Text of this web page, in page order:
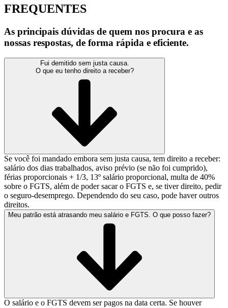
FREQUENTES
As principais dúvidas de quem nos procura e as
nossas respostas, de forma rápida e eficiente.
Fui demitido sem justa causa.
O que eu tenho direito a receber?
Se você foi mandado embora sem justa causa, tem direito a receber:
salário dos dias trabalhados, aviso prévio (se não foi cumprido),
férias proporcionais + 1/3, 13º salário proporcional, multa de 40%
sobre o FGTS, além de poder sacar o FGTS e, se tiver direito, pedir
o seguro-desemprego. Dependendo do seu caso, pode haver outros
direitos.
Meu patrão está atrasando meu salário e FGTS. O que posso fazer?
O salário e o FGTS devem ser pagos na data certa. Se houver